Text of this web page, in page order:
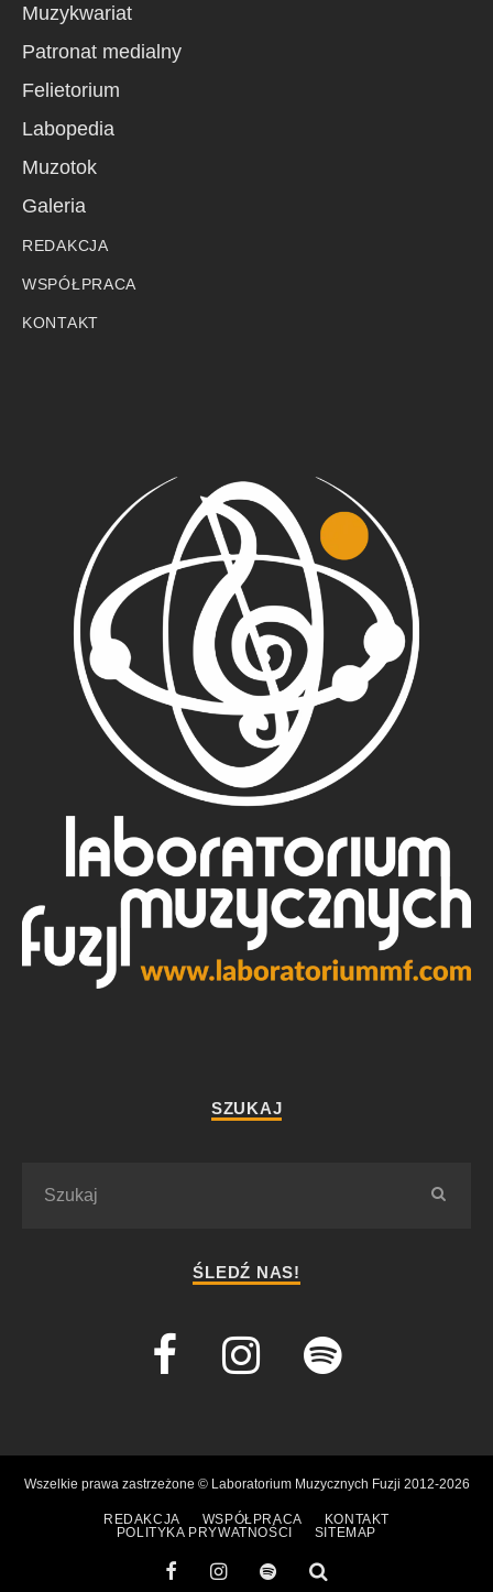
Muzykwariat
Patronat medialny
Felietorium
Labopedia
Muzotok
Galeria
REDAKCJA
WSPÓŁPRACA
KONTAKT
SZUKAJ
ŚLEDŹ NAS!
Wszelkie prawa zastrzeżone © Laboratorium Muzycznych Fuzji 2012-2026
REDAKCJA WSPÓŁPRACA
KONTAKT
POLITYKA PRYWATNOŚCI
SITEMAP